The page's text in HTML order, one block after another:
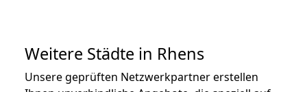
Weitere Städte in Rhens
Unsere geprüften Netzwerkpartner erstellen